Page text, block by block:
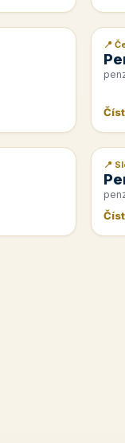
📰
📍
📰
📍